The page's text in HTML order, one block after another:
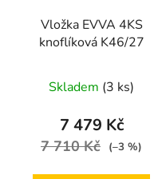
Vložka EVVA 4KS
knoflíková K46/27
Skladem (3 ks)
7 479 Kč
7 710 Kč (–3 %)